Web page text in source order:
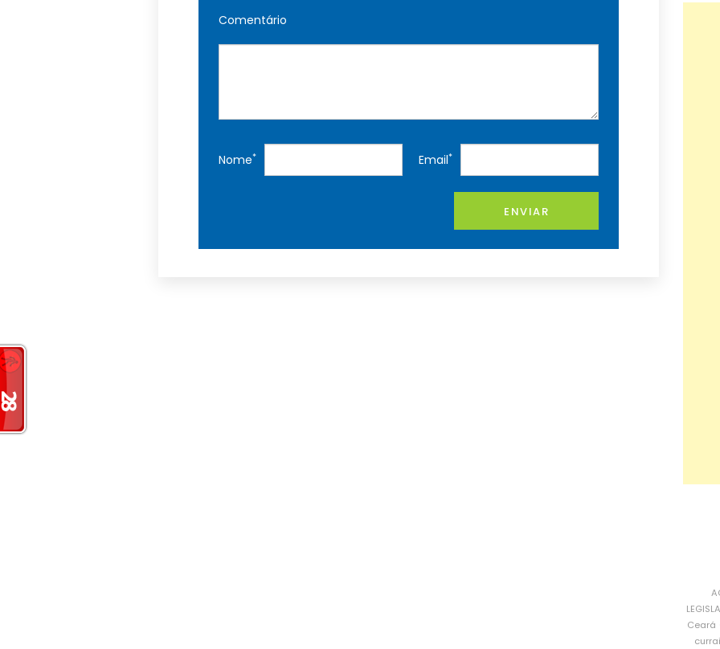
Comentário
Nome* Email*
ENVIAR
Ceará